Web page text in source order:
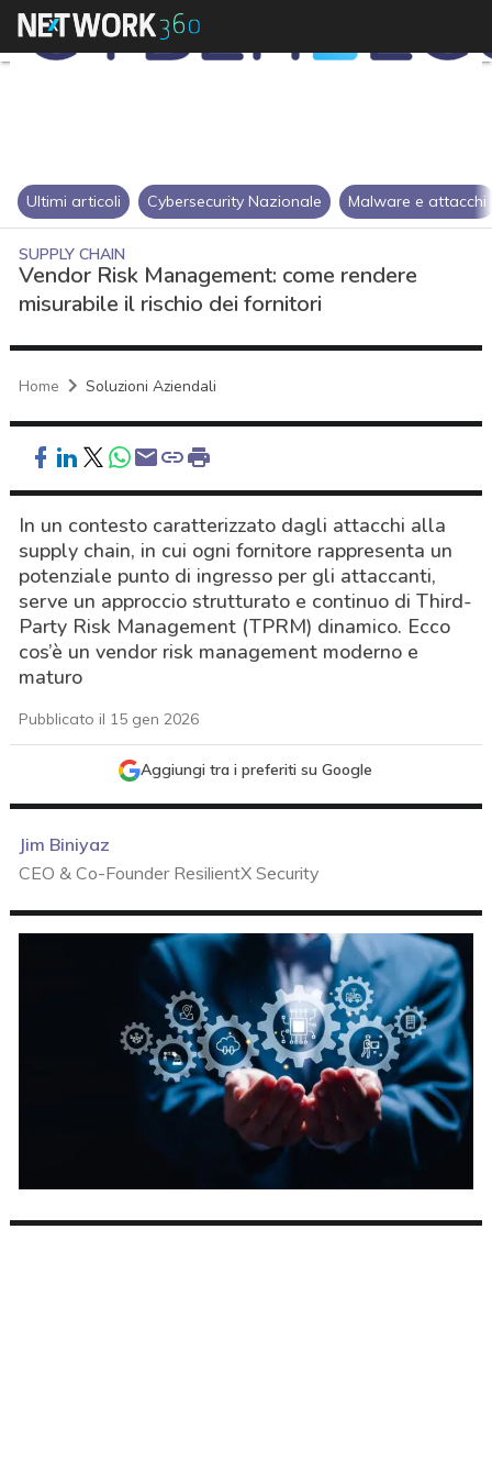
Ultimi articoli Cybersecurity Nazionale Malware e attacchi
SUPPLY CHAIN
Vendor Risk Management: come rendere
misurabile il rischio dei fornitori
Home Soluzioni Aziendali
In un contesto caratterizzato dagli attacchi alla
supply chain, in cui ogni fornitore rappresenta un
potenziale punto di ingresso per gli attaccanti,
serve un approccio strutturato e continuo di Third-
Party Risk Management (TPRM) dinamico. Ecco
cos’è un vendor risk management moderno e
maturo
Pubblicato il 15 gen 2026
Aggiungi tra i preferiti su Google
Jim Biniyaz
CEO & Co-Founder ResilientX Security